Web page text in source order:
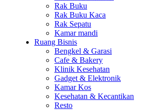
Rak Buku
Rak Buku Kaca
Rak Sepatu
Kamar mandi
Ruang Bisnis
Bengkel & Garasi
Cafe & Bakery
Klinik Kesehatan
Gadget & Elektronik
Kamar Kos
Kesehatan & Kecantikan
Resto